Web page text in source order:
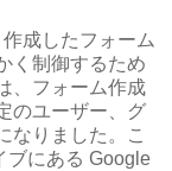
成したフォーム
く制御するため
、フォーム作成
のユーザー、グ
なりました。こ
ブにある Google